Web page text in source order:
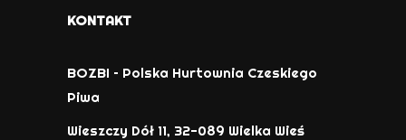
KONTAKT
BOZBI – Polska Hurtownia Czeskiego
Piwa
Wieszczy Dół 11, 32-089 Wielka Wieś